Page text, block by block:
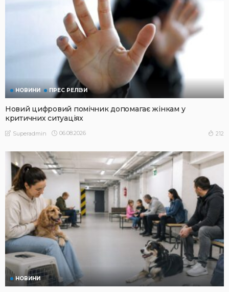
НОВИНИ ПРЕС РЕЛІЗИ
Новий цифровий помічник допомагає жінкам у
критичних ситуаціях
Superadmin 06.08.2026 212
НОВИНИ